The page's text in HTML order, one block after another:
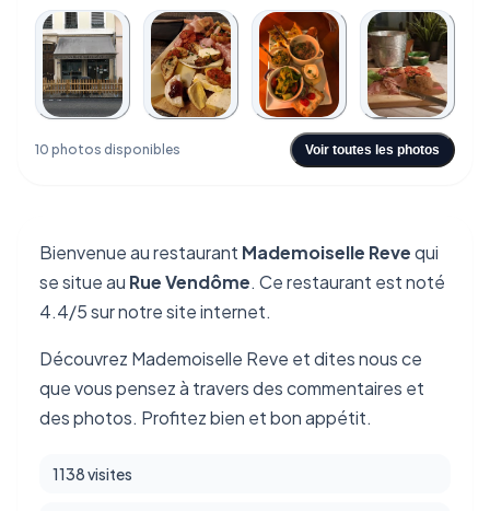
+6
10 photos disponibles Voir toutes les photos
Bienvenue au restaurant Mademoiselle Revequi
se situe au Rue Vendôme. Ce restaurant est noté
4.4/5 sur notre site internet.
Découvrez Mademoiselle Reve et dites nous ce
que vous pensez à travers des commentaires et
des photos. Profitez bien et bon appétit.
1138 visites